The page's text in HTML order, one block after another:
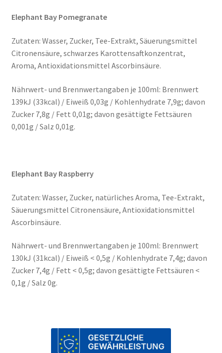
Elephant Bay Pomegranate
Zutaten: Wasser, Zucker, Tee-Extrakt, Säuerungsmittel
Citronensäure, schwarzes Karottensaftkonzentrat,
Aroma, Antioxidationsmittel Ascorbinsäure.
Nährwert- und Brennwertangaben je 100ml: Brennwert
139kJ (33kcal) / Eiweiß 0,03g / Kohlenhydrate 7,9g; davon
Zucker 7,8g / Fett 0,01g; davon gesättigte Fettsäuren
0,001g / Salz 0,01g.
Elephant Bay Raspberry
Zutaten: Wasser, Zucker, natürliches Aroma, Tee-Extrakt,
Säuerungsmittel Citronensäure, Antioxidationsmittel
Ascorbinsäure.
Nährwert- und Brennwertangaben je 100ml: Brennwert
130kJ (31kcal) / Eiweiß < 0,5g / Kohlenhydrate 7,4g; davon
Zucker 7,4g / Fett < 0,5g; davon gesättigte Fettsäuren <
0,1g / Salz 0g.